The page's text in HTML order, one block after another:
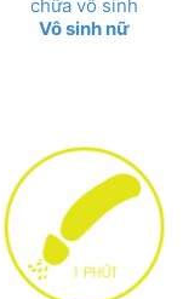
Vô sinh nữ